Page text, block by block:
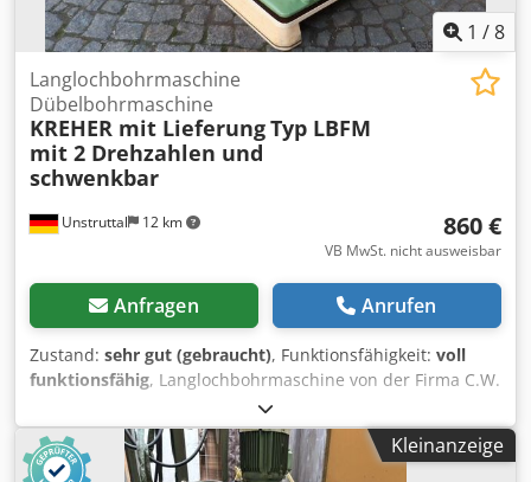
1 /8
Unstruttal 12 km
Langlochbohrmaschine
Dübelbohrmaschine
KREHER mit LieferungTyp LBFM
mit 2 Drehzahlen und
schwenkbar
860 €
VB MwSt. nicht ausweisbar
Anfragen Anrufen
Zustand: sehr gut (gebraucht), Funktionsfähigkeit: voll
funktionsfähig, Langlochbohrmaschine von der Firma C.W.
Kreher aus Olbernhau Typ LBFM sehr guter Zustand damit
können Langlöcher gefräst und Dübellöcher gebohrt
werden 380V, 1500W Rechtsdrehend der Motor ist neu
Kleinanzeige